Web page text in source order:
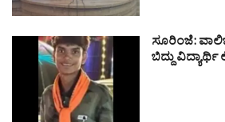
ಸೂರಿಂಜೆ:
ಬಿದ್ದು